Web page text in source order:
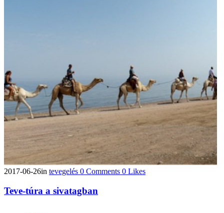
2017-06-26in tevegelés 0 Comments 0 Likes
Teve-túra a sivatagban